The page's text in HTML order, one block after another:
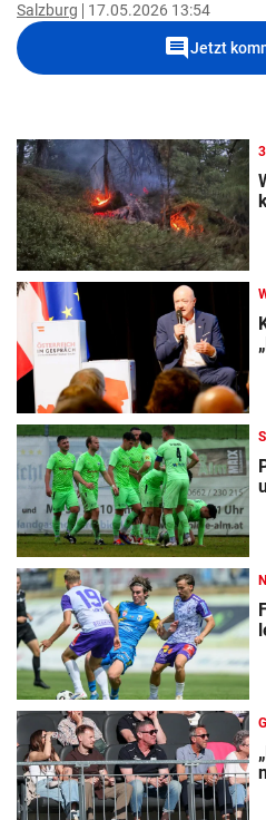
Salzburg 17.05.2026 13:54
commentJetzt